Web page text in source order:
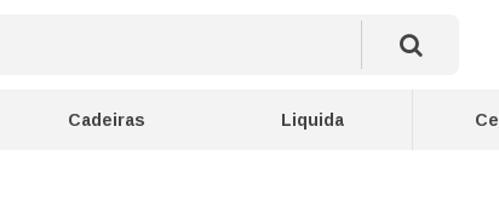
Cadeiras Liquida